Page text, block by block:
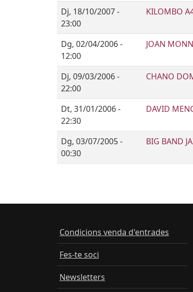
Dj, 18/10/2007 -
23:00
KILOMBO
Dg, 02/04/2006 -
12:00
JOAN
Dj, 09/03/2006 -
22:00
CHANO
Dt, 31/01/2006 -
22:30
DAVID
Dg, 03/07/2005 -
00:30
BIG BAND
Condicions venda d'entrades
Fes-te soci
Newsletters